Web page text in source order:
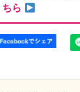
ちら